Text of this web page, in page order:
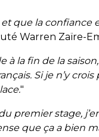
que la confiance
Warren Zaïre-
la fin de la saison,
Si je n’y crois
"
premier stage,
que ça a bien